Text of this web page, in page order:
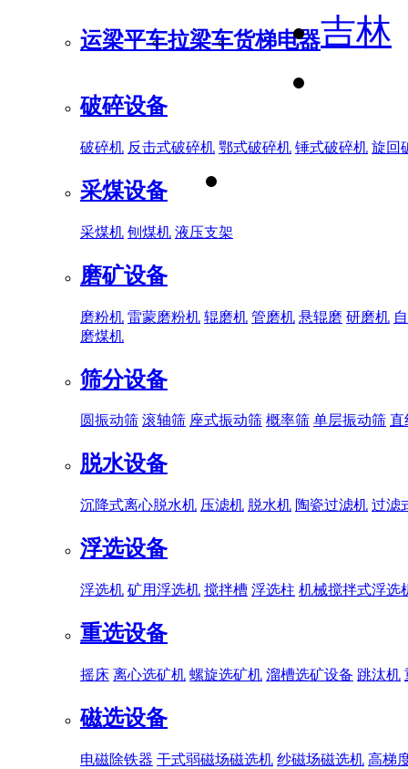
运梁平车拉梁车货梯电器
破碎设备
破碎机 反击式破碎机 鄂式破碎机 锤式破碎机 旋回
采煤设备
采煤机 刨煤机 液压支架
磨矿设备
磨粉机 雷蒙磨粉机 辊磨机 管磨机 悬辊磨 研磨机
磨煤机
筛分设备
圆振动筛 滚轴筛 座式振动筛 概率筛 单层振动筛 直
脱水设备
沉降式离心脱水机 压滤机 脱水机 陶瓷过滤机 过滤
浮选设备
浮选机 矿用浮选机 搅拌槽 浮选柱 机械搅拌式浮选
重选设备
摇床 离心选矿机 螺旋选矿机 溜槽选矿设备 跳汰机
磁选设备
电磁除铁器 干式弱磁场磁选机 纱磁场磁选机 高梯
吉林